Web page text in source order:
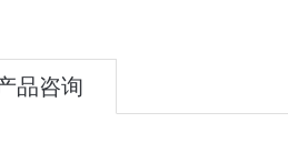
品咨询